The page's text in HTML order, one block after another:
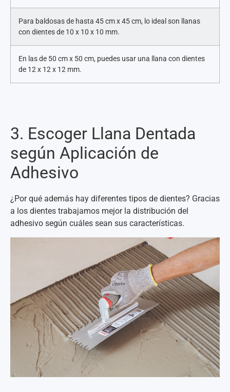
Para baldosas de hasta 45 cm x 45 cm, lo ideal son llanas
con dientes de 10 x 10 x 10 mm.
En las de 50 cm x 50 cm, puedes usar una llana con dientes
de 12 x 12 x 12 mm.
3. Escoger Llana Dentada
según Aplicación de
Adhesivo
¿Por qué además hay diferentes tipos de dientes? Gracias
a los dientes trabajamos mejor la distribución del
adhesivo según cuáles sean sus características.